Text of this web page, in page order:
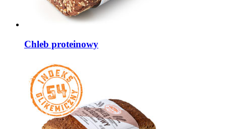
Chleb proteinowy